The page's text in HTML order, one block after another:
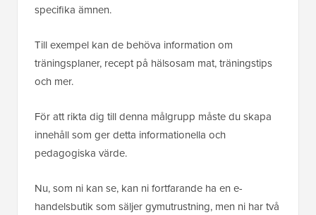
specifika ämnen.
Till exempel kan de behöva information om
träningsplaner, recept på hälsosam mat, träningstips
och mer.
För att rikta dig till denna målgrupp måste du skapa
innehåll som ger detta informationella och
pedagogiska värde.
Nu, som ni kan se, kan ni fortfarande ha en e-
handelsbutik som säljer gymutrustning, men ni har två